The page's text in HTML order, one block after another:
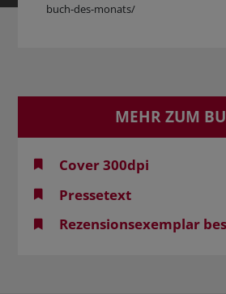
buch-des-monats/
MEHR ZUM
Cover 300dpi
Pressetext
Rezensionsexemplar